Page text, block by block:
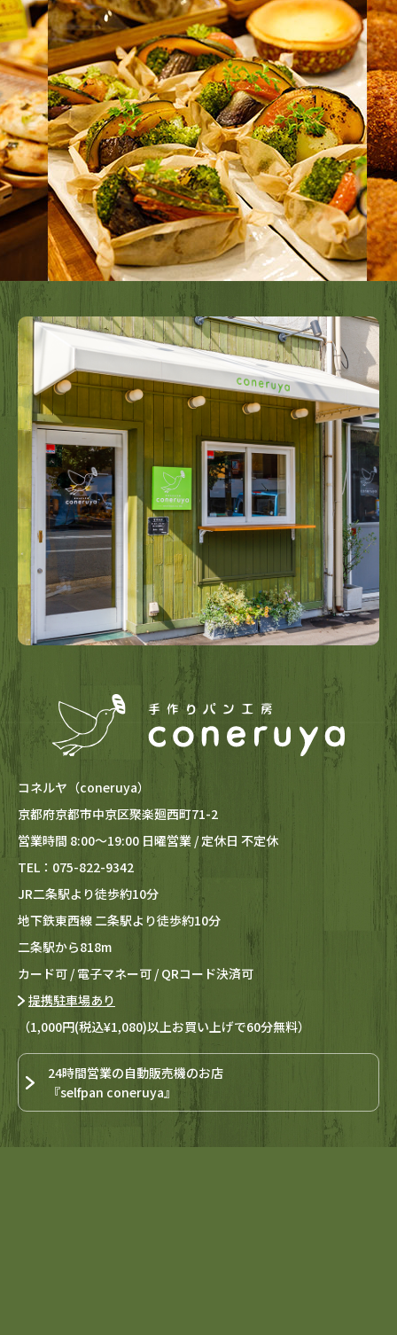
コネルヤ（coneruya）
京都府京都市中京区聚楽廻西町71-2
営業時間 8:00～19:00 日曜営業 / 定休日 不定休
TEL：075-822-9342
JR二条駅より徒歩約10分
地下鉄東西線 二条駅より徒歩約10分
二条駅から818m
カード可 / 電子マネー可 / QRコード決済可
提携駐車場あり
（1,000円(税込¥1,080)以上お買い上げで60分無料）
24時間営業の自動販売機のお店
『selfpan coneruya』